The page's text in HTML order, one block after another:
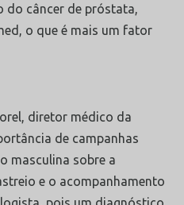
do câncer de próstata,
o que é mais um fator
diretor médico da
de campanhas
masculina sobre a
e o acompanhamento